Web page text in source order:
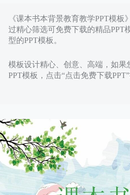
《课本书本背景教育教学PPT模
过精心筛选可免费下载的精品PPT
型的PPT模板。
模板设计精心、创意、高端，如果
PPT模板，点击“点击免费下载